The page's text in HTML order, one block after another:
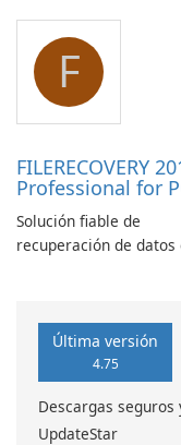
barras de matriz de
ASPX
F
FILERECOVERY
Professional for
Solución fiable de
recuperación de datos
Última versión
4.75
Descargas
UpdateStar